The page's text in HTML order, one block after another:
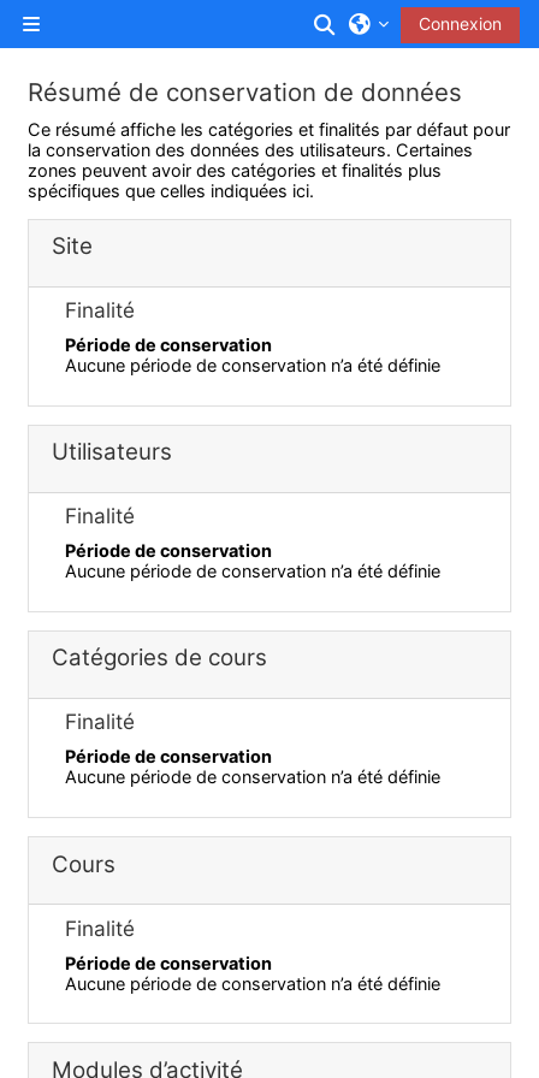
Panneau latéral
Activer/désactiver
Connexion
Résumé de conservation de données
Ce résumé affiche les catégories et finalités par défaut pour
la conservation des données des utilisateurs. Certaines
zones peuvent avoir des catégories et finalités plus
spécifiques que celles indiquées ici.
Site
Finalité
Période de conservation
Aucune période de conservation n’a été définie
Utilisateurs
Finalité
Période de conservation
Aucune période de conservation n’a été définie
Catégories de cours
Finalité
Période de conservation
Aucune période de conservation n’a été définie
Cours
Finalité
Période de conservation
Aucune période de conservation n’a été définie
Modules d’activité